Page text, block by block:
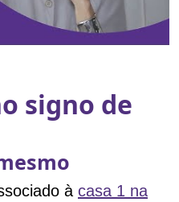
signo de
à casa 1 na